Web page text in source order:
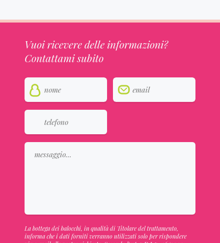
Vuoi ricevere delle informazioni?
Contattami subito
La bottega dei balocchi, in qualità di Titolare del trattamento,
informa che i dati forniti verranno utilizzati solo per rispondere